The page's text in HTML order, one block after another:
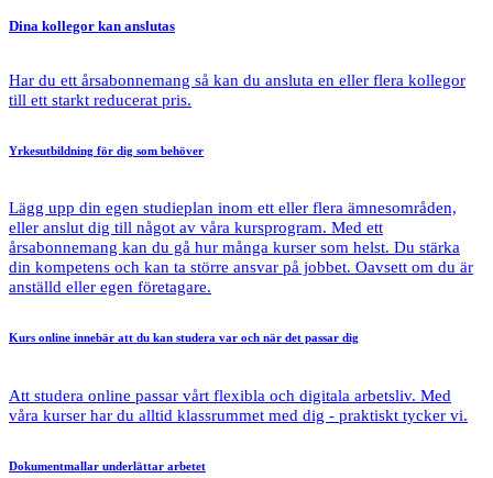
Dina kollegor kan anslutas
Har du ett årsabonnemang så kan du ansluta en eller flera kollegor
till ett starkt reducerat pris.
Yrkesutbildning för dig som behöver
Lägg upp din egen studieplan inom ett eller flera ämnesområden,
eller anslut dig till något av våra kursprogram. Med ett
årsabonnemang kan du gå hur många kurser som helst. Du stärka
din kompetens och kan ta större ansvar på jobbet. Oavsett om du är
anställd eller egen företagare.
Kurs online innebär att du kan studera var och när det passar dig
Att studera online passar vårt flexibla och digitala arbetsliv. Med
våra kurser har du alltid klassrummet med dig - praktiskt tycker vi.
Dokumentmallar underlättar arbetet